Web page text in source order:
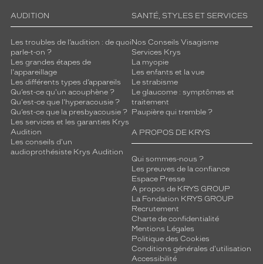
AUDITION
Les troubles de l’audition : de quoi
parle-t-on ?
Les grandes étapes de
l'appareillage
Les différents types d’appareils
Qu’est-ce qu'un acouphène ?
Qu'est-ce que l'hyperacousie ?
Qu’est-ce que la presbyacousie ?
Les services et les garanties Krys
Audition
Les conseils d'un
audioprothésiste Krys Audition
SANTÉ, STYLES ET SERVICES
Nos Conseils Visagisme
Services Krys
La myopie
Les enfants et la vue
Le strabisme
Le glaucome : symptômes et
traitement
Paupière qui tremble ?
A PROPOS DE KRYS
Qui sommes-nous ?
Les preuves de la confiance
Espace Presse
A propos de KRYS GROUP
La Fondation KRYS GROUP
Recrutement
Charte de confidentialité
Mentions Légales
Politique des Cookies
Conditions générales d'utilisation
Accessibilité